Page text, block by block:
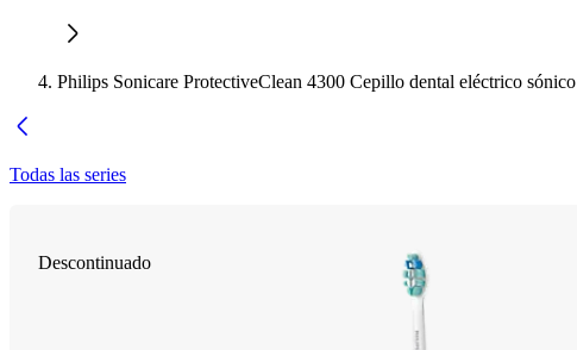
Philips Sonicare ProtectiveClean 4300 Cepillo dental eléctrico sónico
Todas las series
Descontinuado